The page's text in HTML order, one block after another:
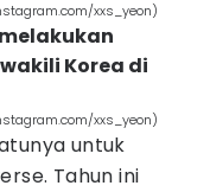
xxs_yeon)
Korea di
xxs_yeon)
untuk
Tahun ini